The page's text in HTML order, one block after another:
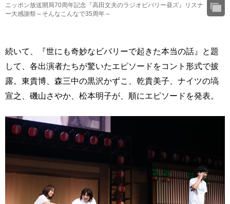
ニッポン放送開局70周年記念『高田文夫のラジオビバリー昼ズ』リスナ
ー大感謝祭～そんなこんなで35周年～
続いて、『世にも奇妙なビバリーで起きた本当の話』と題
して、各出演者たちが驚いたエピソードをコント形式で披
露。東貴博、森三中の黒沢かずこ、乾貴美子、ナイツの塙
宣之、磯山さやか、松本明子が、順にエピソードを発表。